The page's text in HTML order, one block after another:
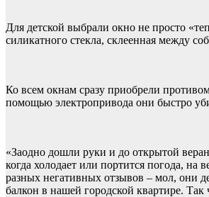
Для детской выбрали окно не просто
силикатного стекла, склеенная между
Ко всем окнам сразу приобрели
помощью электропривода они быстро
«Заодно дошли руки и до открытой
когда холодает или портится погода,
разных негативных отзывов – мол, они
балкон в нашей городской квартире.